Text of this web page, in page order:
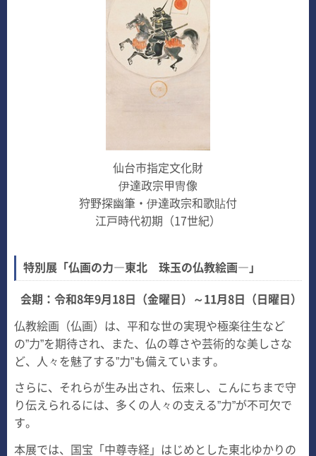
仙台市指定文化財
伊達政宗甲冑像
狩野探幽筆・伊達政宗和歌貼付
江戸時代初期（17世紀）
特別展「仏画の力―東北 珠玉の仏教絵画―」
会期：令和8年9月18日（金曜日）～11月8日（日曜日）
仏教絵画（仏画）は、平和な世の実現や極楽往生など
の”力”を期待され、また、仏の尊さや芸術的な美しさな
ど、人々を魅了する”力”も備えています。
さらに、それらが生み出され、伝来し、こんにちまで守
り伝えられるには、多くの人々の支える”力”が不可欠で
す。
本展では、国宝「中尊寺経」はじめとした東北ゆかりの